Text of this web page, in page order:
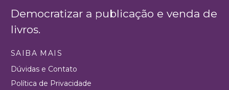
Democratizar a publicação e venda de
livros.
SAIBA MAIS
Dúvidas e Contato
Política de Privacidade